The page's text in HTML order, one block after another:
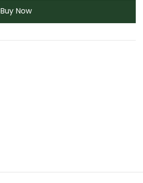
Buy Now